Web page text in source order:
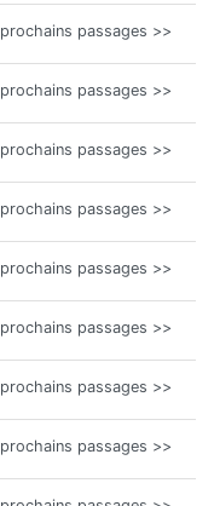
prochains passages >>
prochains passages >>
prochains passages >>
prochains passages >>
prochains passages >>
prochains passages >>
prochains passages >>
prochains passages >>